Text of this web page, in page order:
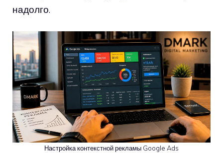
надолго.
Настройка контекстной рекламы Google Ads